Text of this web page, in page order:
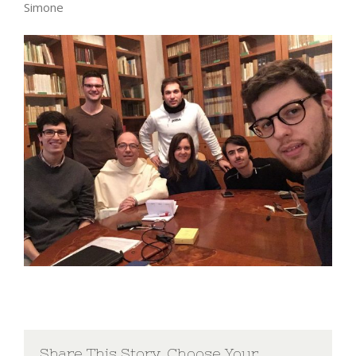
Simone